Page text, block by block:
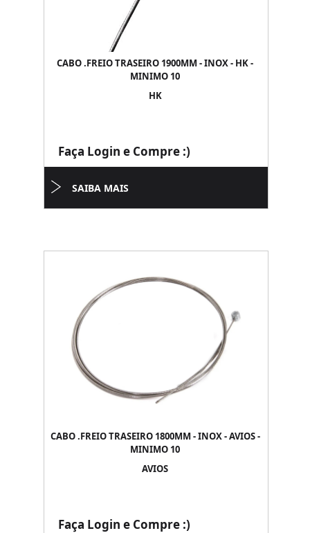
CABO .FREIO TRASEIRO 1900MM - INOX - HK -
MINIMO 10
HK
Faça Login e Compre :)
SAIBA MAIS
CABO .FREIO TRASEIRO 1800MM - INOX - AVIOS -
MINIMO 10
AVIOS
Faça Login e Compre :)